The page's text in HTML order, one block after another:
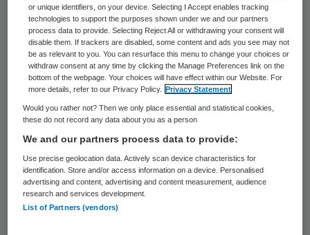
hardheidsclausule toe te passen bij het
Vlietland Ziekenhuis in Schiedam. Dat heeft
de minister bekend gemaakt tijdens het
algemeen overleg (AO) van 1 juli met de
Tweede Kamer. Dat meldt de NVZ
vereniging van ziekenhuizen.
Afschaffing bouwregime
De hardheidsclausule is bedoeld voor
ziekenhuizen die nieuwbouwactiviteiten
or unique identifiers, on your device. Selecting I Accept enables tracking
technologies to support the purposes shown under we and our partners
process data to provide. Selecting Reject All or withdrawing your consent will
disable them. If trackers are disabled, some content and ads you see may not
be as relevant to you. You can resurface this menu to change your choices or
withdraw consent at any time by clicking the Manage Preferences link on the
bottom of the webpage. Your choices will have effect within our Website. For
more details, refer to our Privacy Policy.
Privacy Statement
Would you rather not? Then we only place essential and statistical cookies,
these do not record any data about you as a person
We and our partners process data to provide:
Use precise geolocation data. Actively scan device characteristics for
identification. Store and/or access information on a device. Personalised
advertising and content, advertising and content measurement, audience
research and services development.
List of Partners (vendors)